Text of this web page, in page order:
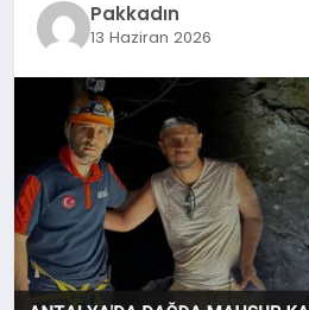
YEMEK
KIMDIR?
HESAPLAMALAR
Pakkadın
13 Haziran 2026